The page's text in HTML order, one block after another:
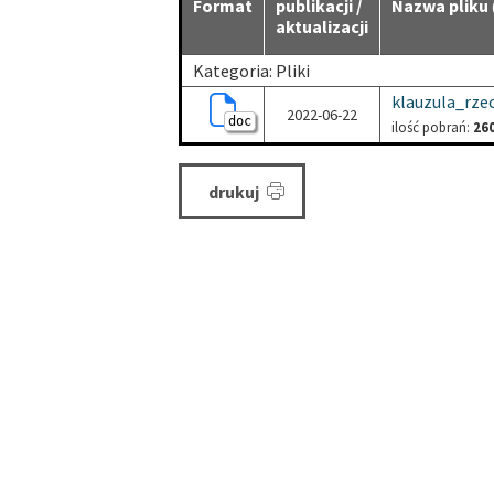
Format
publikacji /
aktualizacji
Nazwa pliku
Kategoria: Pliki
doc 2022-06-22
ilość pobrań:
drukuj